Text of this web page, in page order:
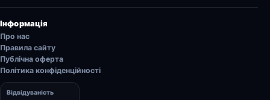
Інформація
Про нас
Правила сайту
Публічна оферта
Політика конфіденційності
Відвідуваність